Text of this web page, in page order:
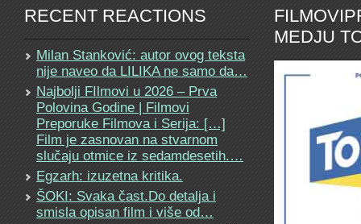
RECENT REACTIONS
Milan Stanković: autor ovog teksta
nije naveo da LILIKA ne samo da…
Najbolji FIlmovi u 2026 – Prva
Polovina Godine | Filmovi
Preporuke Filmova i Serija: […]
Film je zasnovan na stvarnom
slučaju otmice iz sedamdesetih.…
Egzarh: izuzetna kritika.
ŠOKI: Svaka čast.Do detalja i
smisla opisan film i više od…
MEDJU